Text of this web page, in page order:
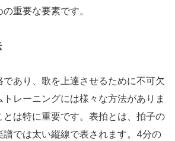
重要な要素です。
であり、歌を上達させるために不可欠
レーニングには様々な方法がありま
は特に重要です。表拍とは、拍子の
では太い縦線で表されます。4分の